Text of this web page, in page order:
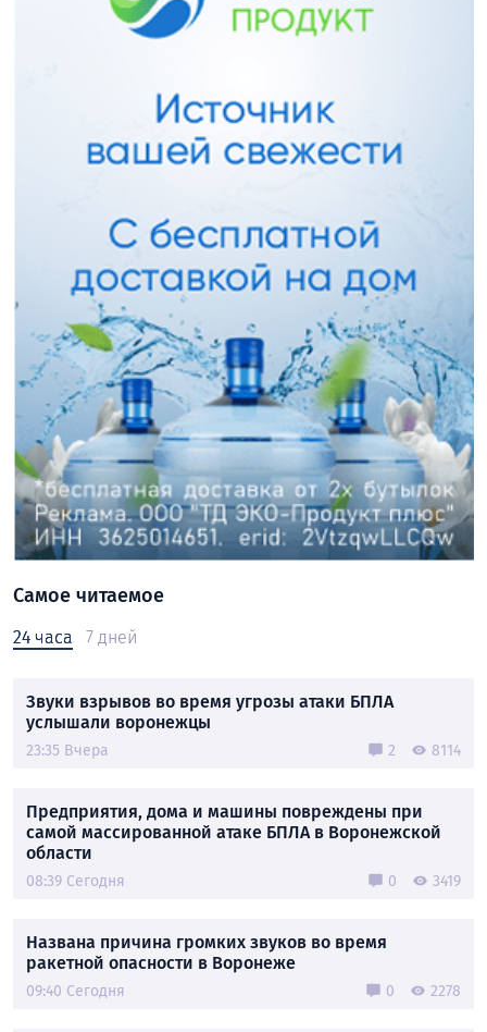
Самое читаемое
24 часа 7 дней
Звуки взрывов во время угрозы атаки БПЛА
услышали воронежцы
23:35 Вчера 2 8114
Предприятия, дома и машины повреждены при
самой массированной атаке БПЛА в Воронежской
области
08:39 Сегодня 0 3419
Названа причина громких звуков во время
ракетной опасности в Воронеже
09:40 Сегодня 0 2278